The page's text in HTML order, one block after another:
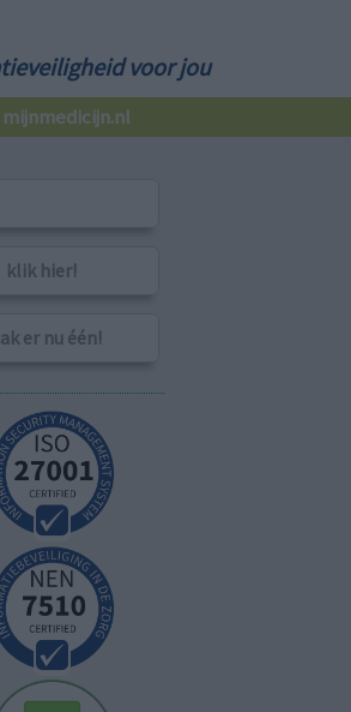
voor jou
klik hier!
er nu één!